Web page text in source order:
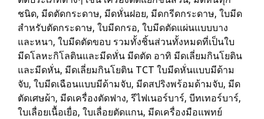
ชนิด, มีดตัดกระดาษ, มีดหั่นฝอย, มีดกรีดกระดาษ, ใบมีด
สำหรับตัดกระดาษ, ใบมีดกรอ, ใบมีดตัดแผ่นแบบบาง
และหนา, ใบมีดตัดขอบ รวมทั้งชิ้นส่วนทั้งหมดที่เป็นใบ
มีดโลหะกิโลตินและมีดหั่น มีดตัด อาทิ มีดเลี่ยมกินโยติน
และมีดหั่น, มีดเลี่ยมกินโยติน TCT ใบมีดหั่นแบบมีด้าม
จับ, ใบมีดเฉือนแบบมีด้ามจับ, มีดสปริงพร้อมด้ามจับ, มีด
ตัดเศษผ้า, มีดเครื่องตัดฟาง, รีไฟเนอร์บาร์, บีทเทอร์บาร์,
ใบเลื่อยเนื้อเยื่อ, ใบเลื่อยตัดแกน, มีดเครื่องมือแพทย์